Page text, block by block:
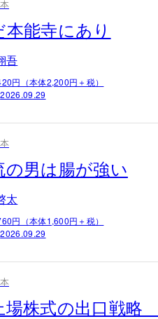
本能寺にあり
吾
円（本体2,200円＋税）
2026.09.29
の男は腸が強い
太
円（本体1,600円＋税）
2026.09.29
場株式の出口戦略